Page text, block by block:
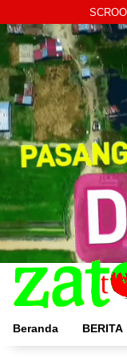
ke
konten
Beranda BERITA